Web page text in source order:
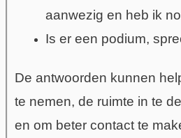
aanwezig en heb ik
Is er een podium,
De antwoorden kunnen
te nemen, de ruimte in te
en om beter contact te